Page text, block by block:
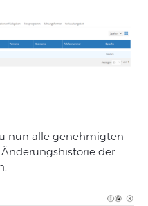
nun alle genehmigten
der